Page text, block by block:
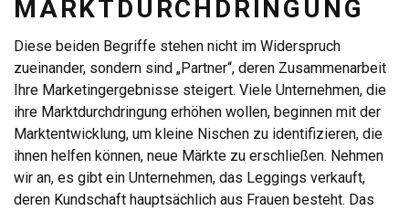
MARKTDURCHDRINGUNG
Diese beiden Begriffe stehen nicht im Widerspruch
zueinander, sondern sind „Partner“, deren Zusammenarbeit
Ihre Marketingergebnisse steigert. Viele Unternehmen, die
ihre Marktdurchdringung erhöhen wollen, beginnen mit der
Marktentwicklung, um kleine Nischen zu identifizieren, die
ihnen helfen können, neue Märkte zu erschließen. Nehmen
wir an, es gibt ein Unternehmen, das Leggings verkauft,
deren Kundschaft hauptsächlich aus Frauen besteht. Das